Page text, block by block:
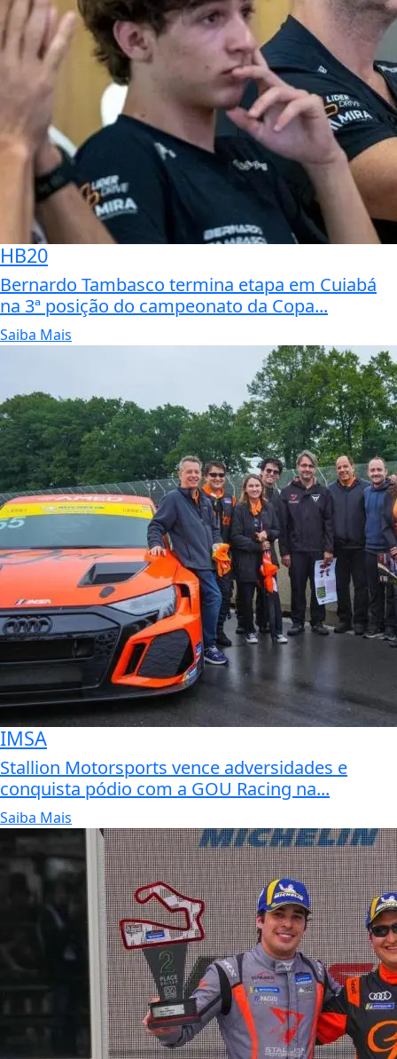
HB20
Bernardo Tambasco termina etapa em Cuiabá
na 3ª posição do campeonato da Copa...
Saiba Mais
IMSA
Stallion Motorsports vence adversidades e
conquista pódio com a GOU Racing na...
Saiba Mais